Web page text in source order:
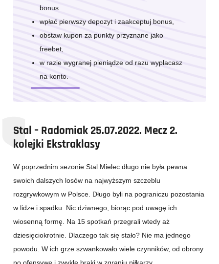
bonus
wpłać pierwszy depozyt i zaakceptuj bonus,
obstaw kupon za punkty przyznane jako
freebet,
w razie wygranej pieniądze od razu wypłacasz
na konto.
Stal – Radomiak 25.07.2022. Mecz 2.
kolejki Ekstraklasy
W poprzednim sezonie Stal Mielec długo nie była pewna
swoich dalszych losów na najwyższym szczeblu
rozgrywkowym w Polsce. Długo byli na pograniczu pozostania
w lidze i spadku. Nic dziwnego, biorąc pod uwagę ich
wiosenną formę. Na 15 spotkań przegrali wtedy aż
dziesięciokrotnie. Dlaczego tak się stało? Nie ma jednego
powodu. W ich grze szwankowało wiele czynników, od obrony